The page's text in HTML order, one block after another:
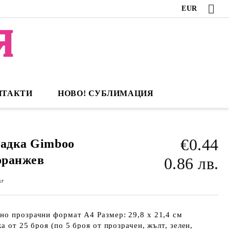
EUR
НОВО! СУБЛИМАЦИЯ
Gimboo
€0.44
0.86 лв.
прозрачни формат А4 Размер: 29,8 х 21,4 см
от 25 броя (по 5 броя от прозрачен, жълт, зелен,